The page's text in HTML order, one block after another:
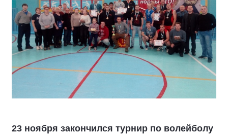
23 ноября закончился турнир по волейболу